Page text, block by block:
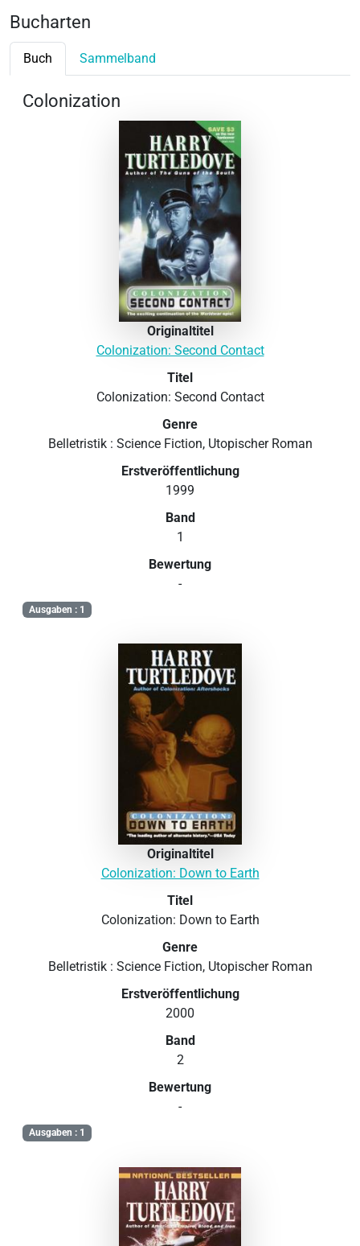
Bucharten
Buch Sammelband
Colonization
Originaltitel
Colonization: Second Contact
Titel
Colonization: Second Contact
Genre
Belletristik : Science Fiction, Utopischer Roman
Erstveröffentlichung
1999
Band
1
Bewertung
-
Ausgaben : 1
Originaltitel
Colonization: Down to Earth
Titel
Colonization: Down to Earth
Genre
Belletristik : Science Fiction, Utopischer Roman
Erstveröffentlichung
2000
Band
2
Bewertung
-
Ausgaben : 1